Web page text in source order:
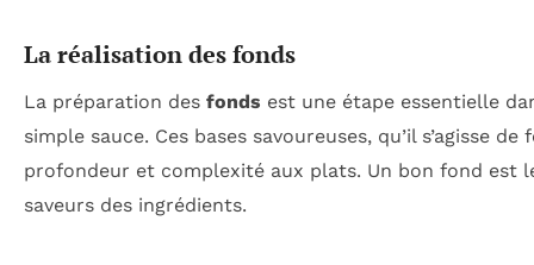
La réalisation des fonds
La préparation des fonds est une étape essentielle
simple sauce. Ces bases savoureuses, qu’il s’agisse
profondeur et complexité aux plats. Un bon fond est
saveurs des ingrédients.